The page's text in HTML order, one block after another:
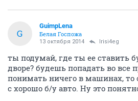
G
GuimpLena
Белая Госпожа
13 октября 2014 Irisi4eg
ты подумай, где ты ее ставить
дворе? будешь попадать во все
понимать ничего в машинах, то
с хорошо б/у авто. Ну это